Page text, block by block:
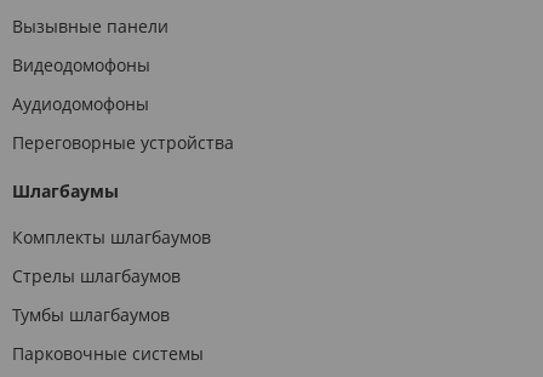
Вызывные панели
Видеодомофоны
Аудиодомофоны
Переговорные устройства
Шлагбаумы
Комплекты шлагбаумов
Стрелы шлагбаумов
Тумбы шлагбаумов
Парковочные системы